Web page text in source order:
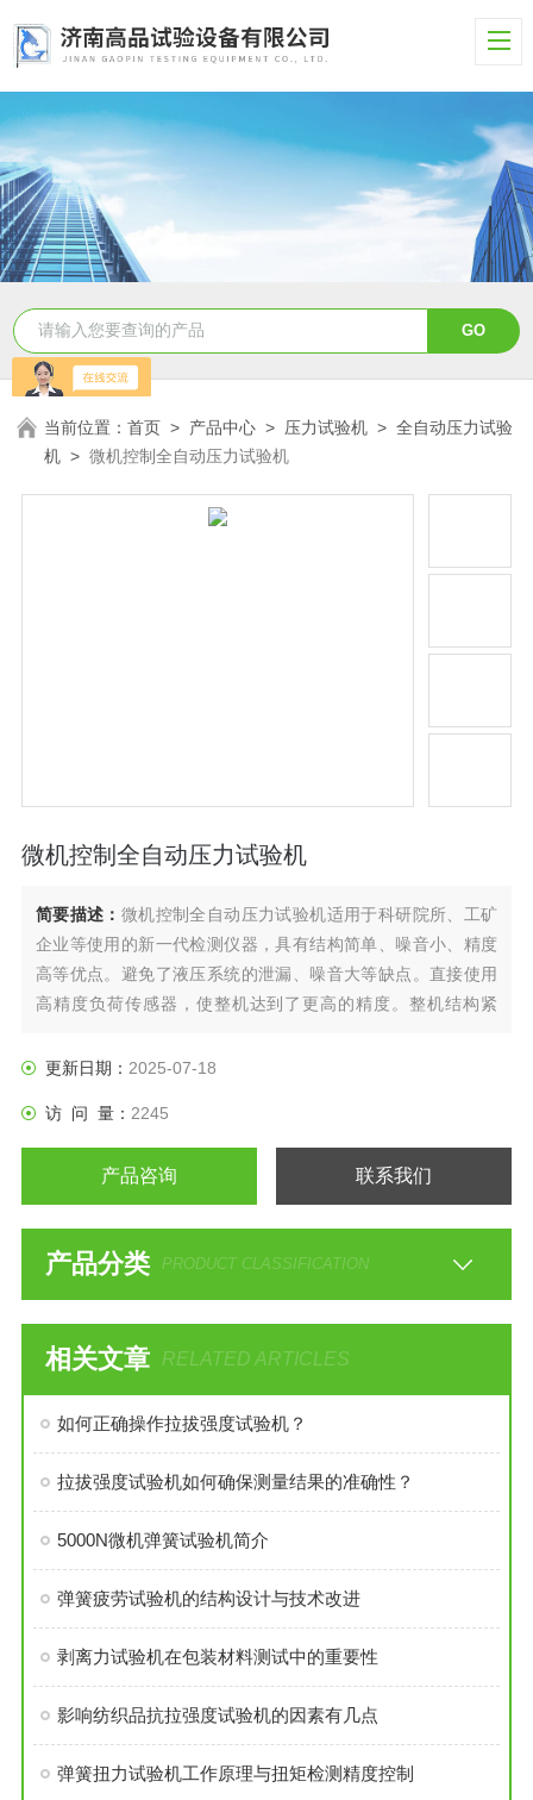
当前位置：首页 > 产品中心 > 压力试验机 >全自动压力试验
机 >微机控制全自动压力试验机
微机控制全自动压力试验机
简要描述： 微机控制全自动压力试验机适用于科研院所、工矿
企业等使用的新一代检测仪器，具有结构简单、噪音小、精度
高等优点。避免了液压系统的泄漏、噪音大等缺点。直接使用
高精度负荷传感器，使整机达到了更高的精度。整机结构紧
泥、胶砂生产单位理想的测试仪器。
更新日期： 2025-07-18
访 问 量： 2245
产品咨询 联系我们
产品分类 PRODUCT CLASSIFICATION
相关文章 RELATED ARTICLES
如何正确操作拉拔强度试验机？
拉拔强度试验机如何确保测量结果的准确性？
​5000N微机弹簧试验机简介
弹簧疲劳试验机的结构设计与技术改进
剥离力试验机在包装材料测试中的重要性
影响纺织品抗拉强度试验机的因素有几点
弹簧扭力试验机工作原理与扭矩检测精度控制